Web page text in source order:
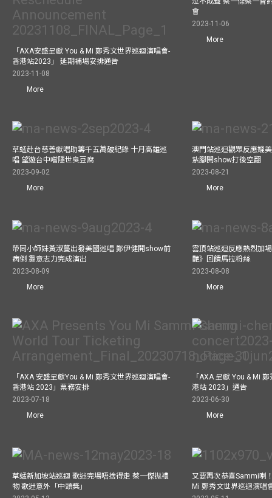
「AXA安盛呈獻 You & Mi 鄭秀文世界巡迴演唱會-
香港站2023」 延期補場安排通告
2023-11-08
More
會
2023-11-06
More
草蜢赴台慈善獻唱助籌千五萬破紀錄 十月高雄巡
唱 望遊台中嚐隱世臭豆腐
2023-09-02
More
澳門站巡迴觀眾反應媲
紥腳開show打後空翻
2023-08-21
More
帶同小師妹黃淑蔓出發美國巡唱 鄭伊健開show前
病倒 靠意志力完成演出
2023-08-09
More
雲頂站巡迴反應熱烈加
艷》回饋馬拉粉絲
2023-08-08
More
「AXA 安盛呈獻You & Mi 鄭秀文世界巡迴演唱會-
香港站 2023」票務安排
2023-07-18
More
「AXA 呈獻 You & Mi
港站 2023」通告
2023-06-30
More
草蜢新加坡站巡迴 歌迷完場唔捨得走 蔡一傑拋禮
物 歌迷意外「中頭獎」
又要再次恭喜Sammi喇
Mi 鄭秀文世界巡迴演唱